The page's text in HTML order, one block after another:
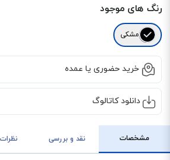
رنگ های موجود
مشکی
خرید حضوری یا عمده
دانلود کاتالوگ
مشخصات نقد و بررسی نظرات